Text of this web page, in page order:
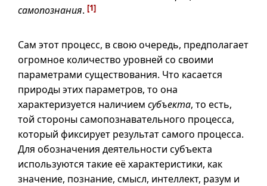
самопознания. [1]
Сам этот процесс, в свою очередь, предполагает
огромное количество уровней со своими
параметрами существования. Что касается
природы этих параметров, то она
характеризуется наличием субъекта, то есть,
той стороны самопознавательного процесса,
который фиксирует результат самого процесса.
Для обозначения деятельности субъекта
используются такие её характеристики, как
значение, познание, смысл, интеллект, разум и